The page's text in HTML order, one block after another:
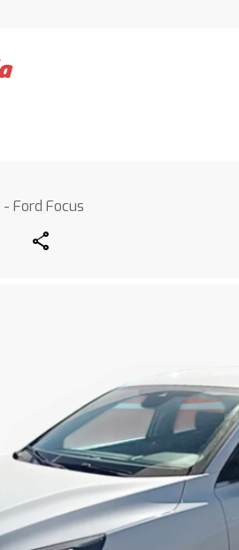
- Ford Focus
Share